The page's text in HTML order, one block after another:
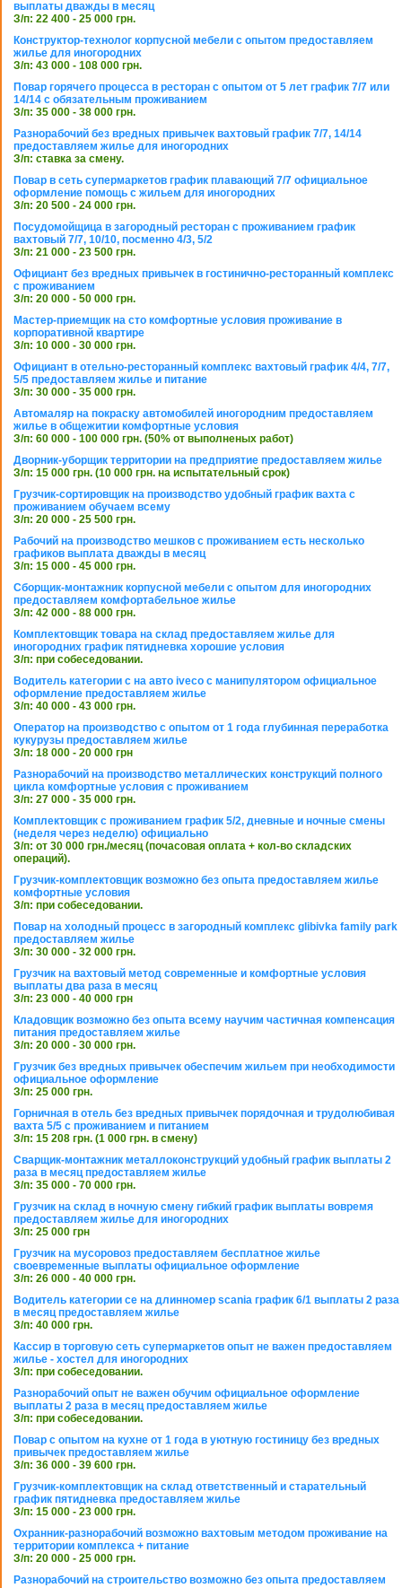
выплаты дважды в месяц
З/п: 22 400 - 25 000 грн.
Конструктор-технолог корпусной мебели с опытом предоставляем
жилье для иногородних
З/п: 43 000 - 108 000 грн.
Повар горячего процесса в ресторан с опытом от 5 лет график 7/7 или
14/14 с обязательным проживанием
З/п: 35 000 - 38 000 грн.
Разнорабочий без вредных привычек вахтовый график 7/7, 14/14
предоставляем жилье для иногородних
З/п: ставка за смену.
Повар в сеть супермаркетов график плавающий 7/7 официальное
оформление помощь с жильем для иногородних
З/п: 20 500 - 24 000 грн.
Посудомойщица в загородный ресторан с проживанием график
вахтовый 7/7, 10/10, посменно 4/3, 5/2
З/п: 21 000 - 23 500 грн.
Официант без вредных привычек в гостинично-ресторанный комплекс
с проживанием
З/п: 20 000 - 50 000 грн.
Мастер-приемщик на сто комфортные условия проживание в
корпоративной квартире
З/п: 10 000 - 30 000 грн.
Официант в отельно-ресторанный комплекс вахтовый график 4/4, 7/7,
5/5 предоставляем жилье и питание
З/п: 30 000 - 35 000 грн.
Автомаляр на покраску автомобилей иногородним предоставляем
жилье в общежитии комфортные условия
З/п: 60 000 - 100 000 грн. (50% от выполненых работ)
Дворник-уборщик территории на предприятие предоставляем жилье
З/п: 15 000 грн. (10 000 грн. на испытательный срок)
Грузчик-сортировщик на производство удобный график вахта с
проживанием обучаем всему
З/п: 20 000 - 25 500 грн.
Рабочий на производство мешков с проживанием есть несколько
графиков выплата дважды в месяц
З/п: 15 000 - 45 000 грн.
Сборщик-монтажник корпусной мебели с опытом для иногородних
предоставляем комфортабельное жилье
З/п: 42 000 - 88 000 грн.
Комплектовщик товара на склад предоставляем жилье для
иногородних график пятидневка хорошие условия
З/п: при собеседовании.
Водитель категории с на авто iveco с манипулятором официальное
оформление предоставляем жилье
З/п: 40 000 - 43 000 грн.
Оператор на производство с опытом от 1 года глубинная переработка
кукурузы предоставляем жилье
З/п: 18 000 - 20 000 грн
Разнорабочий на производство металлических конструкций полного
цикла комфортные условия с проживанием
З/п: 27 000 - 35 000 грн.
Комплектовщик с проживанием график 5/2, дневные и ночные смены
(неделя через неделю) официально
З/п: от 30 000 грн./месяц (почасовая оплата + кол-во складских
операций).
Грузчик-комплектовщик возможно без опыта предоставляем жилье
комфортные условия
З/п: при собеседовании.
Повар на холодный процесс в загородный комплекс glibivka family park
предоставляем жилье
З/п: 30 000 - 32 000 грн.
Грузчик на вахтовый метод современные и комфортные условия
выплаты два раза в месяц
З/п: 23 000 - 40 000 грн
Кладовщик возможно без опыта всему научим частичная компенсация
питания предоставляем жилье
З/п: 20 000 - 30 000 грн.
Грузчик без вредных привычек обеспечим жильем при необходимости
официальное оформление
З/п: 25 000 грн.
Горничная в отель без вредных привычек порядочная и трудолюбивая
вахта 5/5 с проживанием и питанием
З/п: 15 208 грн. (1 000 грн. в смену)
Сварщик-монтажник металлоконструкций удобный график выплаты 2
раза в месяц предоставляем жилье
З/п: 35 000 - 70 000 грн.
Грузчик на склад в ночную смену гибкий график выплаты вовремя
предоставляем жилье для иногородних
З/п: 25 000 грн
Грузчик на мусоровоз предоставляем бесплатное жилье
своевременные выплаты официальное оформление
З/п: 26 000 - 40 000 грн.
Водитель категории се на длинномер scania график 6/1 выплаты 2 раза
в месяц предоставляем жилье
З/п: 40 000 грн.
Кассир в торговую сеть супермаркетов опыт не важен предоставляем
жилье - хостел для иногородних
З/п: при собеседовании.
Разнорабочий опыт не важен обучим официальное оформление
выплаты 2 раза в месяц предоставляем жилье
З/п: при собеседовании.
Повар с опытом на кухне от 1 года в уютную гостиницу без вредных
привычек предоставляем жилье
З/п: 36 000 - 39 600 грн.
Грузчик-комплектовщик на склад ответственный и старательный
график пятидневка предоставляем жилье
З/п: 15 000 - 23 000 грн.
Охранник-разнорабочий возможно вахтовым методом проживание на
территории комплекса + питание
З/п: 20 000 - 25 000 грн.
Разнорабочий на строительство возможно без опыта предоставляем